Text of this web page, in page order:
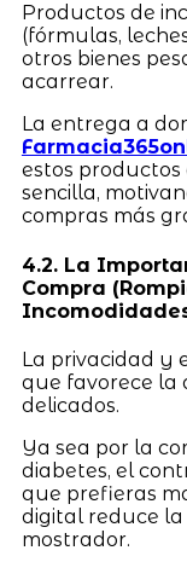
Productos de
(fórmulas,
otros bienes
acarrear.
La entrega a
estos
sencilla,
compras más
4.2. La
Compra
La privacidad y
que favorece la
delicados.
Ya sea por la
diabetes, el
que prefieras
digital reduce
mostrador.